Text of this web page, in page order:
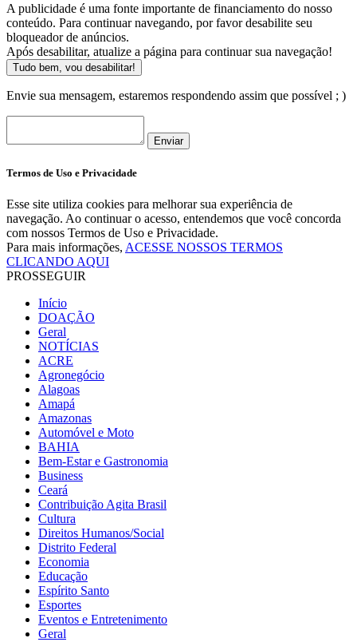
A publicidade é uma fonte importante de financiamento do nosso
conteúdo. Para continuar navegando, por favor desabilite seu
bloqueador de anúncios.
Após desabilitar, atualize a página para continuar sua navegação!
Tudo bem, vou desabilitar!
Envie sua mensagem, estaremos respondendo assim que possível ; )
Enviar
Termos de Uso e Privacidade
Esse site utiliza cookies para melhorar sua experiência de
navegação. Ao continuar o acesso, entendemos que você concorda
com nossos Termos de Uso e Privacidade.
Para mais informações, ACESSE NOSSOS TERMOS
CLICANDO AQUI
PROSSEGUIR
Início
DOAÇÃO
Geral
NOTÍCIAS
ACRE
Agronegócio
Alagoas
Amapá
Amazonas
Automóvel e Moto
BAHIA
Bem-Estar e Gastronomia
Business
Ceará
Contribuição Agita Brasil
Cultura
Direitos Humanos/Social
Distrito Federal
Economia
Educação
Espírito Santo
Esportes
Eventos e Entretenimento
Geral